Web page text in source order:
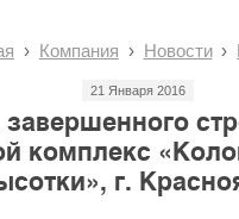
Компания Новости
21 Января 2016
комплекс
г.